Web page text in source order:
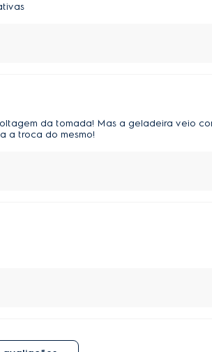
da tomada! Mas a geladeira veio
a troca do mesmo!